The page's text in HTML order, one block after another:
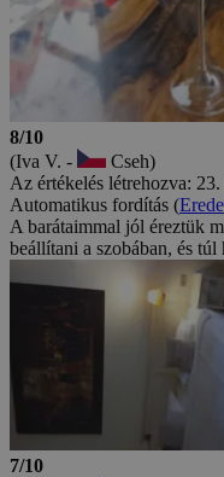
8/10
(Iva V. -
Cseh)
Az értékelés létrehozva:
Automatikus fordítás (
A barátaimmal jól éreztük
beállítani a szobában, és
7/10